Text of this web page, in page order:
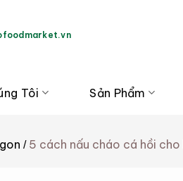
Tôi Sản Phẩm
/ 5 cách nấu cháo cá hồi